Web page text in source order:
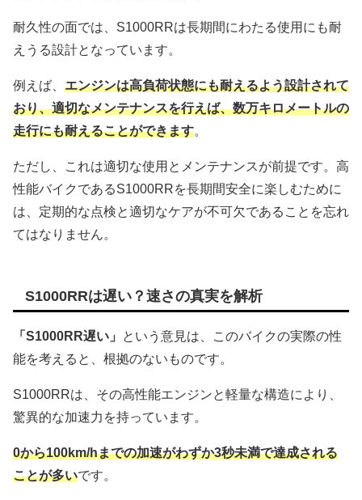
耐久性の面では、S1000RRは長期間にわたる使用にも耐
えうる設計となっています。
例えば、 エンジンは高負荷状態にも耐えるよう設計されて
おり、適切なメンテナンスを行えば、数万キロメートルの
走行にも耐えることができます。
ただし、これは適切な使用とメンテナンスが前提です。高
性能バイクであるS1000RRを長期間安全に楽しむために
は、定期的な点検と適切なケアが不可欠であることを忘れ
てはなりません。
S1000RRは遅い？速さの真実を解析
「S1000RR遅い」
という意見は、このバイクの実際の性
能を考えると、根拠のないものです。
S1000RRは、その高性能エンジンと軽量な構造により、
驚異的な加速力を持っています。
0から100km/hまでの加速がわずか3秒未満で達成される
ことが多いです。